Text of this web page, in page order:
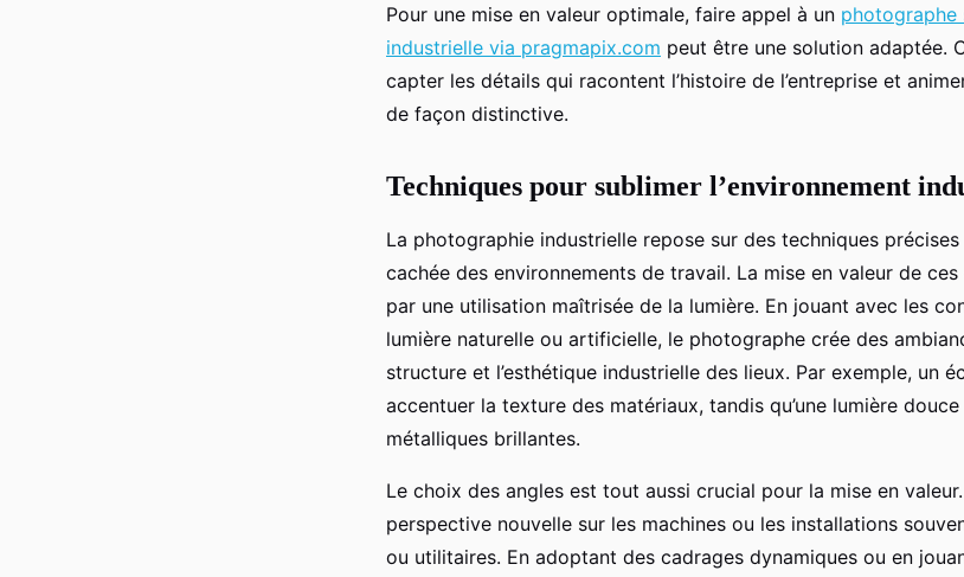
Pour une mise en valeur optimale, faire appel à un photographe
industrielle via pragmapix.com peut être une solution adaptée.
capter les détails qui racontent l’histoire de l’entreprise et
de façon distinctive.
Techniques pour sublimer l’environnement
La photographie industrielle repose sur des techniques
cachée des environnements de travail. La mise en valeur de
par une utilisation maîtrisée de la lumière. En jouant avec les
lumière naturelle ou artificielle, le photographe crée des
structure et l’esthétique industrielle des lieux. Par exemple, un
accentuer la texture des matériaux, tandis qu’une lumière
métalliques brillantes.
Le choix des angles est tout aussi crucial pour la mise en
perspective nouvelle sur les machines ou les installations
ou utilitaires. En adoptant des cadrages dynamiques ou en